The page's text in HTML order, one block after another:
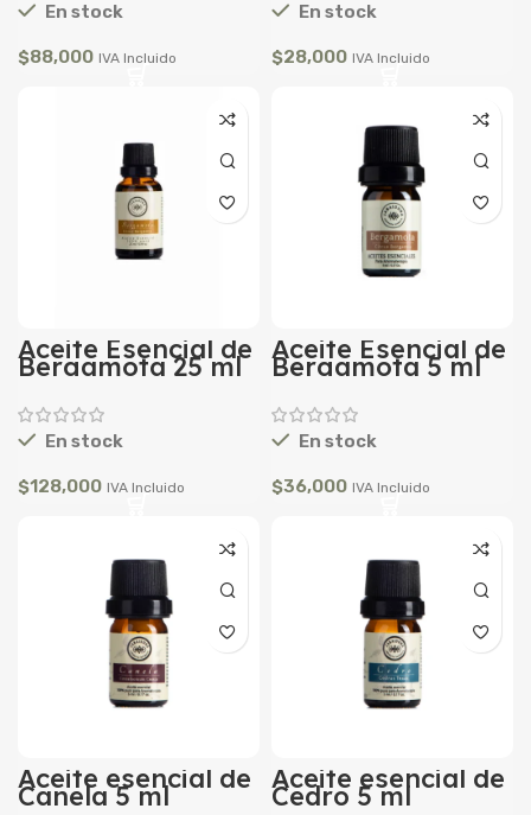
En stock
$88,000 IVA Incluido
En stock
$28,000 IVA Incluido
Aceite Esencial de
Bergamota 25 ml
En stock
$128,000 IVA Incluido
Aceite Esencial de
Bergamota 5 ml
En stock
$36,000 IVA Incluido
Aceite esencial de
Canela 5 ml
Aceite esencial de
Cedro 5 ml